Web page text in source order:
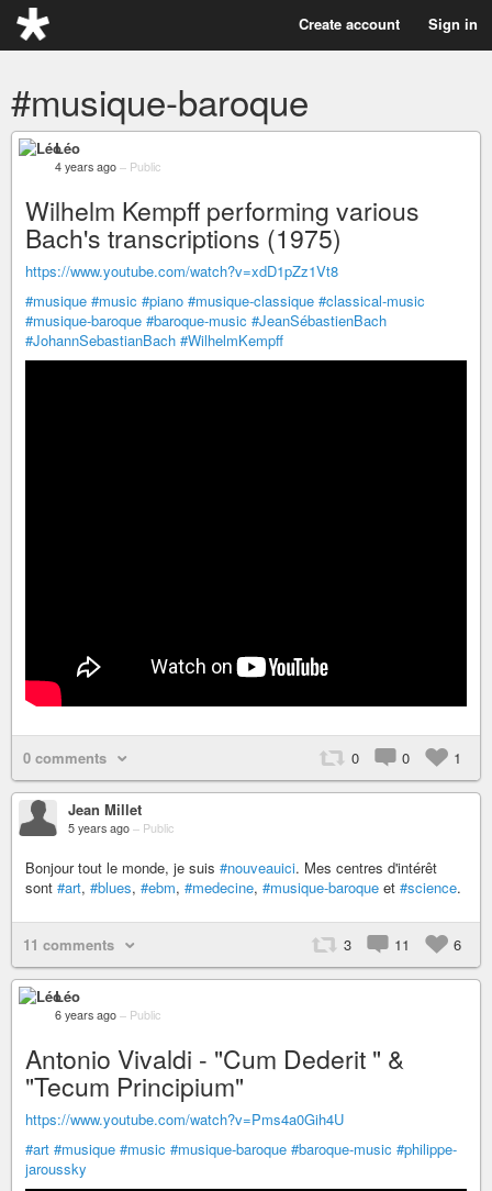
Create account Sign in
#musique-baroque
Léo
4 years ago – Public
Wilhelm Kempff performing various
Bach's transcriptions (1975)
https://www.youtube.com/watch?v=xdD1pZz1Vt8
#musique #music #piano #musique-classique #classical-music
#musique-baroque #baroque-music #JeanSébastienBach
#JohannSebastianBach #WilhelmKempff
0 comments 0 0 1
Jean Millet
5 years ago – Public
Bonjour tout le monde, je suis #nouveauici. Mes centres d'intérêt
sont #art, #blues, #ebm, #medecine, #musique-baroque et #science.
11 comments 3 11 6
Léo
6 years ago – Public
Antonio Vivaldi - "Cum Dederit " &
"Tecum Principium"
https://www.youtube.com/watch?v=Pms4a0Gih4U
#art #musique #music #musique-baroque #baroque-music #philippe-
jaroussky